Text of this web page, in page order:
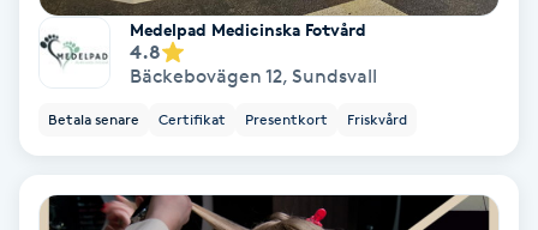
Skalpmassage
Medelpad Medicinska Fotvård
4.8
Bäckebovägen 12, Sundsvall
Betala senare Certifikat Presentkort Friskvård